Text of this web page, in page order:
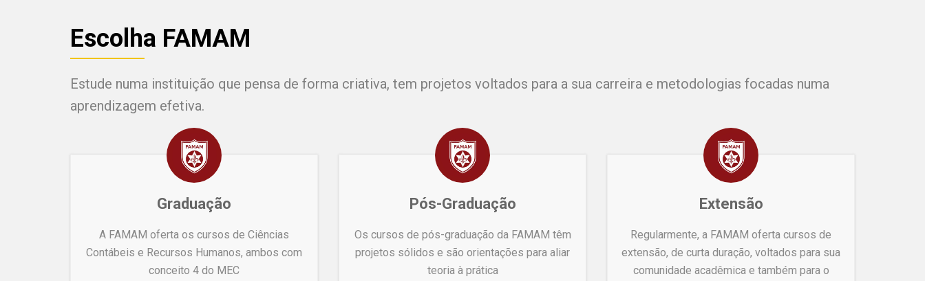
Escolha FAMAM
Estude numa instituição que pensa de forma criativa, tem projetos voltados para a sua carreira e metodologias focadas numa
aprendizagem efetiva.
Graduação
A FAMAM oferta os cursos de Ciências
Contábeis e Recursos Humanos, ambos com
conceito 4 do MEC
Pós-Graduação
Os cursos de pós-graduação da FAMAM têm
projetos sólidos e são orientações para aliar
teoria à prática
Extensão
Regularmente, a FAMAM oferta cursos de
extensão, de curta duração, voltados para sua
comunidade acadêmica e também para o